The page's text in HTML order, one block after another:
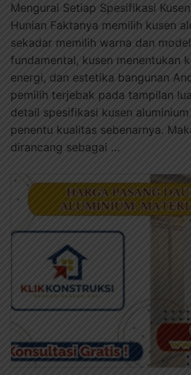
Mengurai Setiap Spesifikasi
Hunian Faktanya memilih kusen
sekadar memilih warna dan
fundamental, kusen menentukan
energi, dan estetika bangunan
pemilih terjebak pada tampilan
detail spesifikasi kusen
penentu kualitas sebenarnya.
dirancang sebagai …